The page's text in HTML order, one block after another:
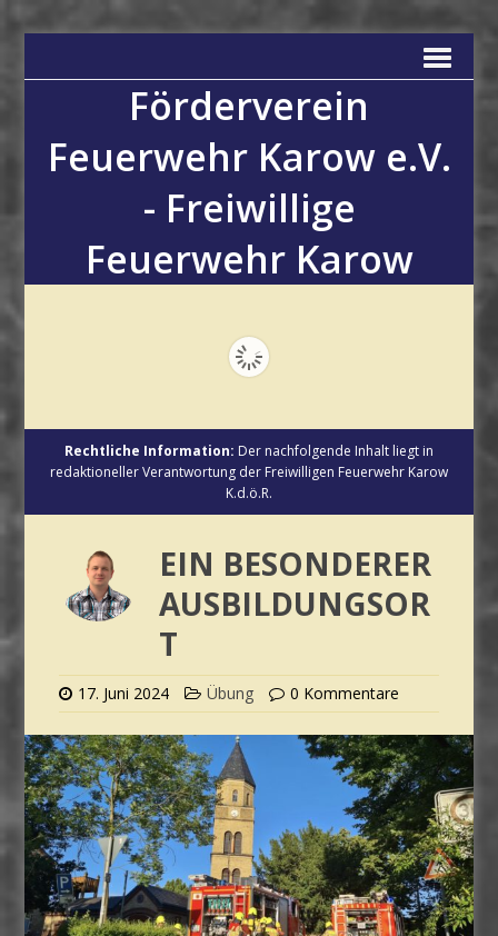
Förderverein
Feuerwehr Karow e.V.
- Freiwillige
Feuerwehr Karow
Rechtliche Information: Der nachfolgende Inhalt liegt in
redaktioneller Verantwortung der Freiwilligen Feuerwehr Karow
K.d.ö.R.
EIN BESONDERER
AUSBILDUNGSOR
T
17. Juni 2024 Übung 0 Kommentare